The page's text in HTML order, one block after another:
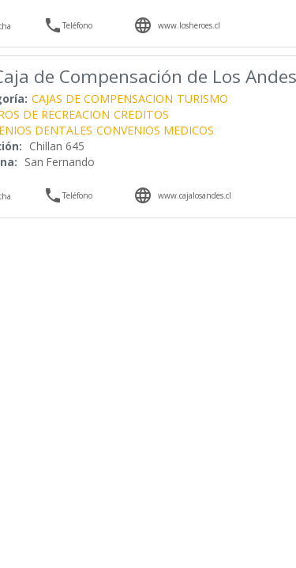
Teléfono  www.losheroes.cl
de Compensación de Los Andes
CAJAS DE COMPENSACION TURISMO
DE RECREACION CREDITOS
DENTALES CONVENIOS MEDICOS
Chillan 645
San Fernando
Teléfono  www.cajalosandes.cl